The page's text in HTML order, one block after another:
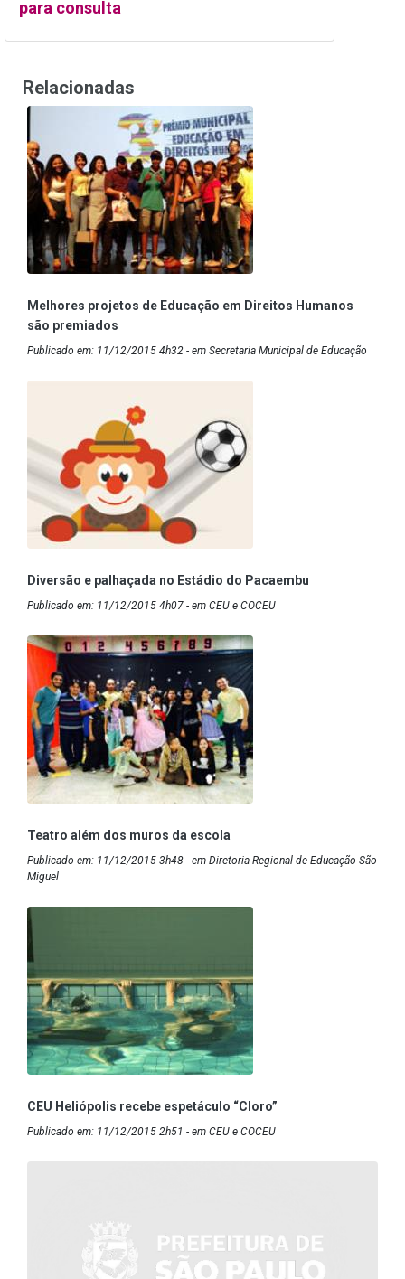
para consulta
Relacionadas
Melhores projetos de Educação em Direitos Humanos
são premiados
Publicado em: 11/12/2015 4h32 - em Secretaria Municipal de Educação
Diversão e palhaçada no Estádio do Pacaembu
Publicado em: 11/12/2015 4h07 - em CEU e COCEU
Teatro além dos muros da escola
Publicado em: 11/12/2015 3h48 - em Diretoria Regional de Educação São
Miguel
CEU Heliópolis recebe espetáculo “Cloro”
Publicado em: 11/12/2015 2h51 - em CEU e COCEU